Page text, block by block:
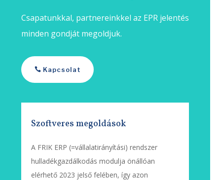
Csapatunkkal, partnereinkkel az EPR jelentés
minden gondját megoldjuk.
Kapcsolat
Szoftveres megoldások
A FRIK ERP (=vállalatirányítási) rendszer
hulladékgazdálkodás modulja önállóan
elérhető 2023 jelső felében, így azon